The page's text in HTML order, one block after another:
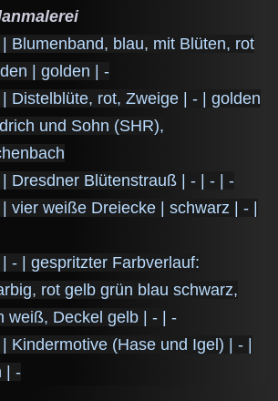
Blumenband, blau, mit Blüten, rot
| golden | -
Distelblüte, rot, Zweige | - | golden
und Sohn (SHR),
Dresdner Blütenstrauß | - | - | -
vier weiße Dreiecke | schwarz | - |
- | gespritzter Farbverlauf:
rot gelb grün blau schwarz,
weiß, Deckel gelb | - | -
Kindermotive (Hase und Igel) | - |
| -